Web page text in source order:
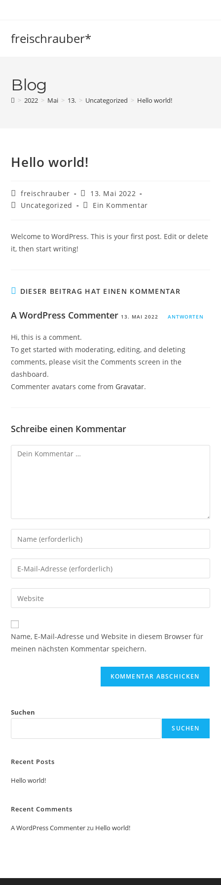
freischrauber*
Blog
> 2022 > Mai > 13. > Uncategorized > Hello world!
Hello world!
Beitrags-
Autor:
freischrauber
Beitrag
veröffentlicht:
13. Mai 2022
Beitrags-
Uncategorized
Beitrags-
Ein Kommentar
Welcome to WordPress. This is your first post. Edit or delete
it, then start writing!
DIESER BEITRAG HAT EINEN KOMMENTAR
A WordPress Commenter 13. MAI 2022 ANTWORTEN
Hi, this is a comment.
To get started with moderating, editing, and deleting
comments, please visit the Comments screen in the
dashboard.
Commenter avatars come from Gravatar.
Schreibe einen Kommentar
Kommentar
Gib
deinen
Namen
oder
zum
Kommentieren
ein
Gib
deine
E-
Mail-
zum
Kommentieren
ein
Gib
deine
Website-
URL
Name, E-Mail-Adresse und Website in diesem Browser für
meinen nächsten Kommentar speichern.
Suchen
SUCHEN
Recent Posts
Hello world!
Recent Comments
A WordPress Commenterzu Hello world!